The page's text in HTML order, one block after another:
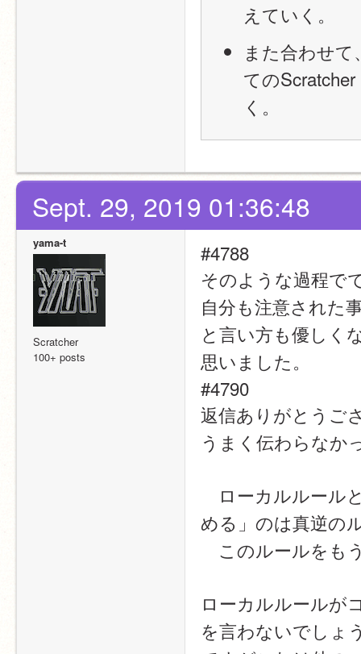
えていく。
また合わせ
ての
く。
Sept. 29, 2019 01:36:48
yama-t
Scratcher
100+ posts
#4788
そのような過程で
自分も注意された
と言い方も優しく
思いました。
#4790
返信ありがとうご
うまく伝わらなか
ローカルルール
める」のは真逆の
このルールをも
ローカルルールが
を言わないでしょ